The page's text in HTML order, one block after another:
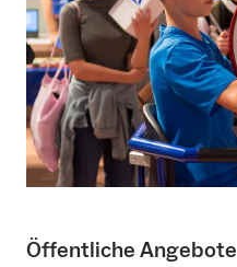
Öffentliche Angebote